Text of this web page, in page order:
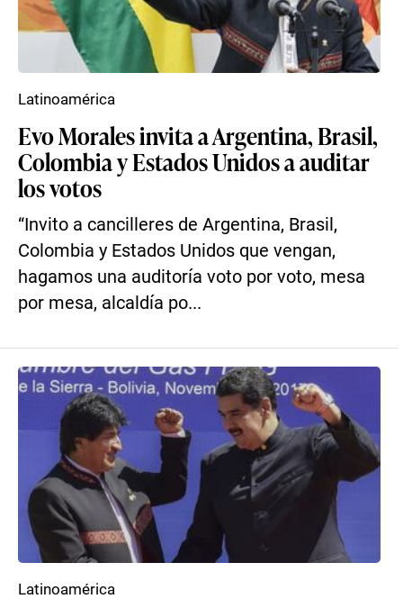
Evo Morales invita a Argentina, Brasil,
Colombia y Estados Unidos a auditar
los votos
“Invito a cancilleres de Argentina, Brasil,
Colombia y Estados Unidos que vengan,
hagamos una auditoría voto por voto, mesa
por mesa, alcaldía po...
Latinoamérica
Latinoamérica